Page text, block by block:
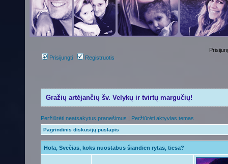
Prisijungti Registruotis
Gražių artėjančių šv. Velykų ir tvirtų margučių!
Peržiūrėti neatsakytus pranešimus | Peržiūrėti aktyvias temas
Pagrindinis diskusijų puslapis
Hola, Svečias, koks nuostabus šiandien rytas, tiesa?